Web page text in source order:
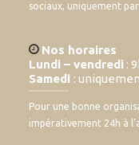
sociaux, uniquement
Nos horaires
Lundi – vendredi :
Samedi :
Pour une bonne
impérativement 24h à